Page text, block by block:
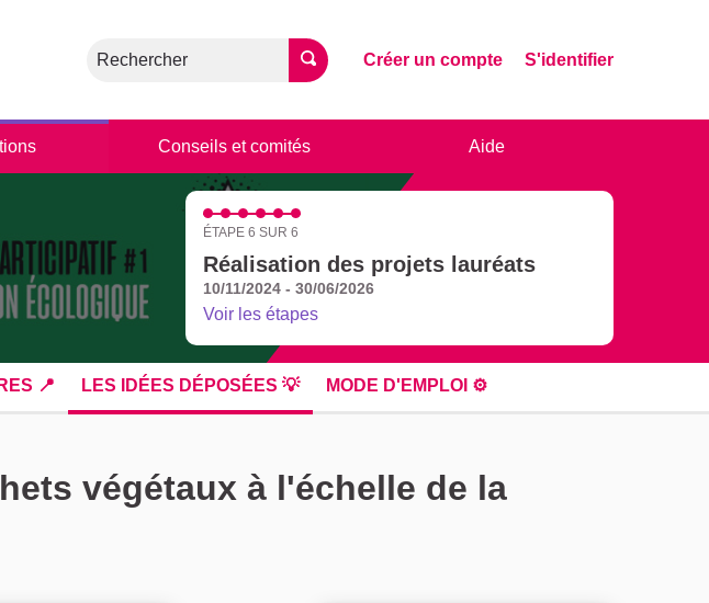
Rechercher Créer un compte S'identifier
Conseils et comités Aide
ÉTAPE 6 SUR 6
Réalisation des projets lauréats
10/11/2024 - 30/06/2026
Voir les étapes
📍 LES IDÉES DÉPOSÉES 💡 MODE D'EMPLOI ⚙️
végétaux à l'échelle de la